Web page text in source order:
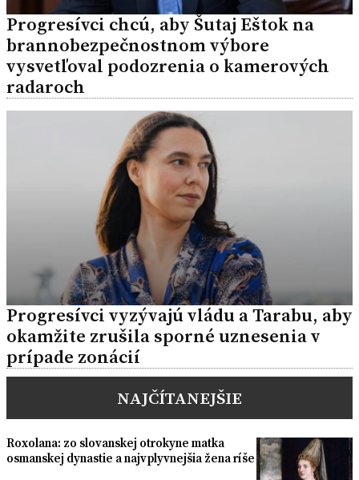
Progresívci chcú, aby Šutaj Eštok na
brannobezpečnostnom výbore
vysvetľoval podozrenia o kamerových
radaroch
Progresívci vyzývajú vládu a Tarabu, aby
okamžite zrušila sporné uznesenia v
prípade zonácií
NAJČÍTANEJŠIE
Roxolana: zo slovanskej otrokyne matka
osmanskej dynastie a najvplyvnejšia žena ríše